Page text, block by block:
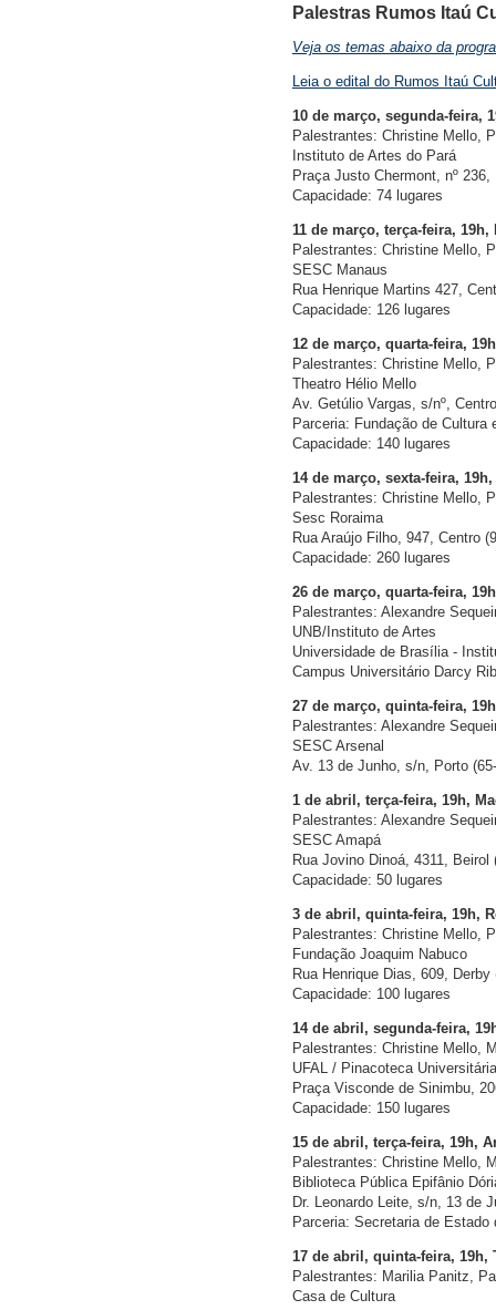
Palestras Rumos Itaú
Veja os temas abaixo da
Leia o edital do Rumos Itaú
10 de março, segunda-feira,
Palestrantes: Christine Mello,
Instituto de Artes do Pará
Praça Justo Chermont, nº 236,
Capacidade: 74 lugares
11 de março, terça-feira, 19h,
Palestrantes: Christine Mello,
SESC Manaus
Rua Henrique Martins 427,
Capacidade: 126 lugares
12 de março, quarta-feira,
Palestrantes: Christine Mello,
Theatro Hélio Mello
Av. Getúlio Vargas, s/nº,
Parceria: Fundação de
Capacidade: 140 lugares
14 de março, sexta-feira,
Palestrantes: Christine Mello,
Sesc Roraima
Rua Araújo Filho, 947, Centro
Capacidade: 260 lugares
26 de março, quarta-feira,
Palestrantes: Alexandre
UNB/Instituto de Artes
Universidade de Brasília -
Campus Universitário Darcy
27 de março, quinta-feira,
Palestrantes: Alexandre
SESC Arsenal
Av. 13 de Junho, s/n, Porto
1 de abril, terça-feira, 19h,
Palestrantes: Alexandre
SESC Amapá
Rua Jovino Dinoá, 4311, Beirol
Capacidade: 50 lugares
3 de abril, quinta-feira, 19h,
Palestrantes: Christine Mello,
Fundação Joaquim Nabuco
Rua Henrique Dias, 609, Derby
Capacidade: 100 lugares
14 de abril, segunda-feira,
Palestrantes: Christine Mello,
UFAL / Pinacoteca Universitária
Praça Visconde de Sinimbu,
Capacidade: 150 lugares
15 de abril, terça-feira, 19h,
Palestrantes: Christine Mello,
Biblioteca Pública Epifânio
Dr. Leonardo Leite, s/n, 13 de
Parceria: Secretaria de
17 de abril, quinta-feira, 19h,
Palestrantes: Marilia Panitz,
Casa de Cultura